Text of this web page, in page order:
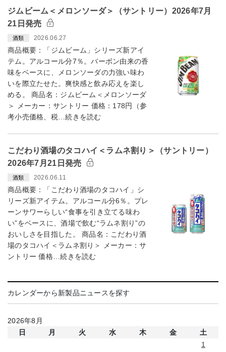
ジムビーム＜メロンソーダ＞（サントリー）2026年7月
21日発売
酒類 2026.06.27
商品概要：「ジムビーム」シリーズ新アイ
テム。アルコール分7％。バーボン由来の香
味をベースに、メロンソーダの力強い味わ
いを際立たせた。爽快感と飲み応えを楽し
める。 商品名：ジムビーム＜メロンソーダ
＞ メーカー：サントリー 価格：178円（参
考小売価格、税…続きを読む
こだわり酒場のタコハイ＜ラムネ割り＞（サントリー）
2026年7月21日発売
酒類 2026.06.11
商品概要：「こだわり酒場のタコハイ」シ
リーズ新アイテム。アルコール分6％。プレ
ーンサワーらしい“食事を引き立てる味わ
い”をベースに、酒場で飲む“ラムネ割り”の
おいしさを目指した。 商品名：こだわり酒
場のタコハイ＜ラムネ割り＞ メーカー：サ
ントリー 価格…続きを読む
カレンダーから新製品ニュースを探す
2026年8月
日
月 火 水 木 金
土
1